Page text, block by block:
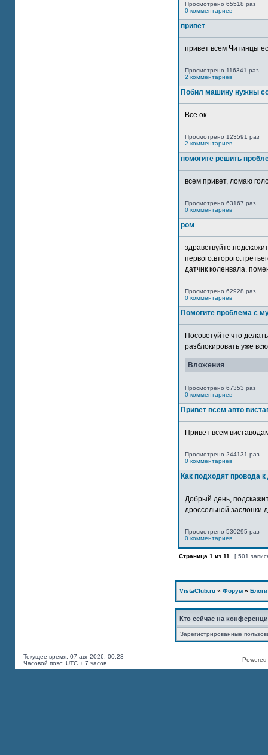
Просмотрено 65518 раз
0 комментариев
привет
привет всем Читинцы
Просмотрено 116341 раз
2 комментариев
Побил машину нужны
Все ок
Просмотрено 123591 раз
2 комментариев
помогите решить
всем привет, ломаю
Просмотрено 63167 раз
0 комментариев
ром
датчик коленвала.
Просмотрено 62928 раз
0 комментариев
Помогите проблема с
Посоветуйте что
разблокировать уже
Вложения
Просмотрено 67353 раз
0 комментариев
Привет всем авто
Привет всем
Просмотрено 244131 раз
0 комментариев
Как подходят провода
Добрый день,
дроссельной заслонки
Просмотрено 530295 раз
0 комментариев
Страница 1 из 11 [ 501
VistaClub.ru » Форум » Блоги
Кто сейчас на
Зарегистрированные
Текущее время: 07 авг 2026, 00:23
Часовой пояс: UTC + 7 часов